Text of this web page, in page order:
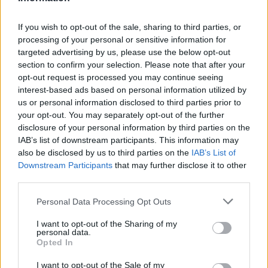
If you wish to opt-out of the sale, sharing to third parties, or
processing of your personal or sensitive information for
targeted advertising by us, please use the below opt-out
section to confirm your selection. Please note that after your
opt-out request is processed you may continue seeing
interest-based ads based on personal information utilized by
us or personal information disclosed to third parties prior to
your opt-out. You may separately opt-out of the further
disclosure of your personal information by third parties on the
IAB’s list of downstream participants. This information may
also be disclosed by us to third parties on the IAB’s List of
Downstream Participants that may further disclose it to other
Personal Data Processing Opt Outs
I want to opt-out of the Sharing of my
personal data.
Opted In
I want to opt-out of the Sale of my
kida , zhgenjim
Koncerti i Kanye West
kalendarin e Champions
League në Kazakistan
Vëllezërit Prifti
muzikën: “O Rama, kaq